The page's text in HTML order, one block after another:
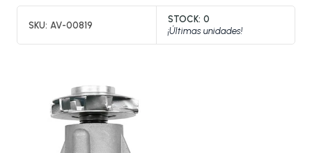
SKU: AV-00819
STOCK: 0
¡Últimas unidades!